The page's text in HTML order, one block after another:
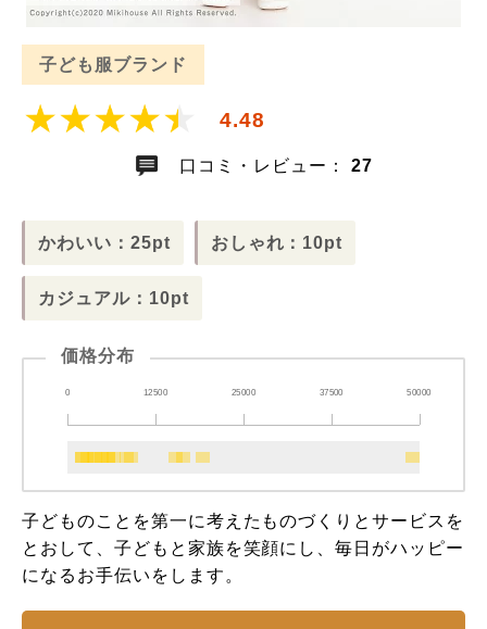
子ども服ブランド
4.48
口コミ・レビュー： 27
かわいい：25pt おしゃれ：10pt
カジュアル：10pt
価格分布
0 12500 25000 37500 50000
子どものことを第一に考えたものづくりとサービスを
とおして、子どもと家族を笑顔にし、毎日がハッピー
になるお手伝いをします。